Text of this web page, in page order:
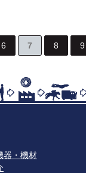
6 7 8 9
器・機材